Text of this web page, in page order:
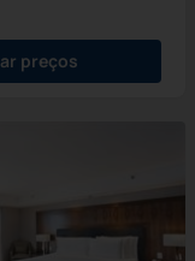
preços